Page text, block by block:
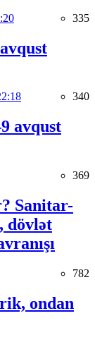
335
340
avqust
369
Sanitar-
dövlət
782
ondan